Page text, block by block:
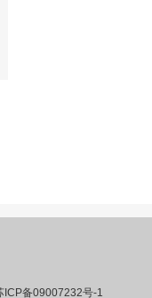
ICP备09007232号-1